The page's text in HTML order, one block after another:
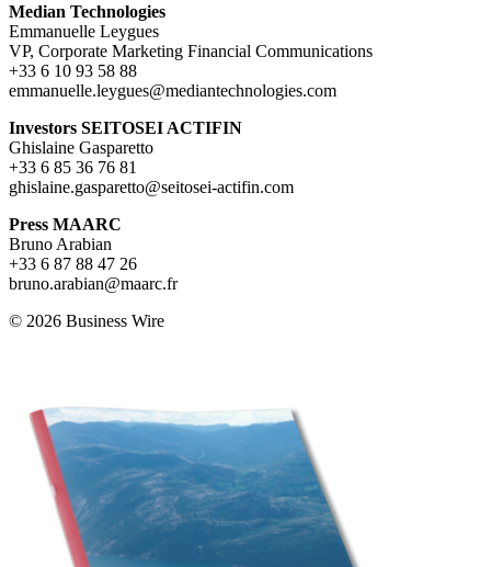
Median Technologies
Emmanuelle Leygues
VP, Corporate Marketing Financial Communications
+33 6 10 93 58 88
emmanuelle.leygues@mediantechnologies.com
Investors SEITOSEI ACTIFIN
Ghislaine Gasparetto
+33 6 85 36 76 81
ghislaine.gasparetto@seitosei-actifin.com
Press MAARC
Bruno Arabian
+33 6 87 88 47 26
bruno.arabian@maarc.fr
© 2026 Business Wire